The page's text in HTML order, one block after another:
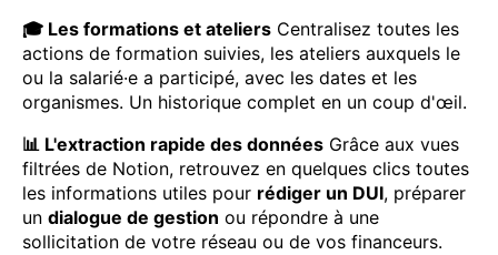
🎓 Les formations et ateliers Centralisez toutes les
actions de formation suivies, les ateliers auxquels le
ou la salarié·e a participé, avec les dates et les
organismes. Un historique complet en un coup d'œil.
📊 L'extraction rapide des données Grâce aux vues
filtrées de Notion, retrouvez en quelques clics toutes
les informations utiles pour rédiger un DUI, préparer
un dialogue de gestion ou répondre à une
sollicitation de votre réseau ou de vos financeurs.